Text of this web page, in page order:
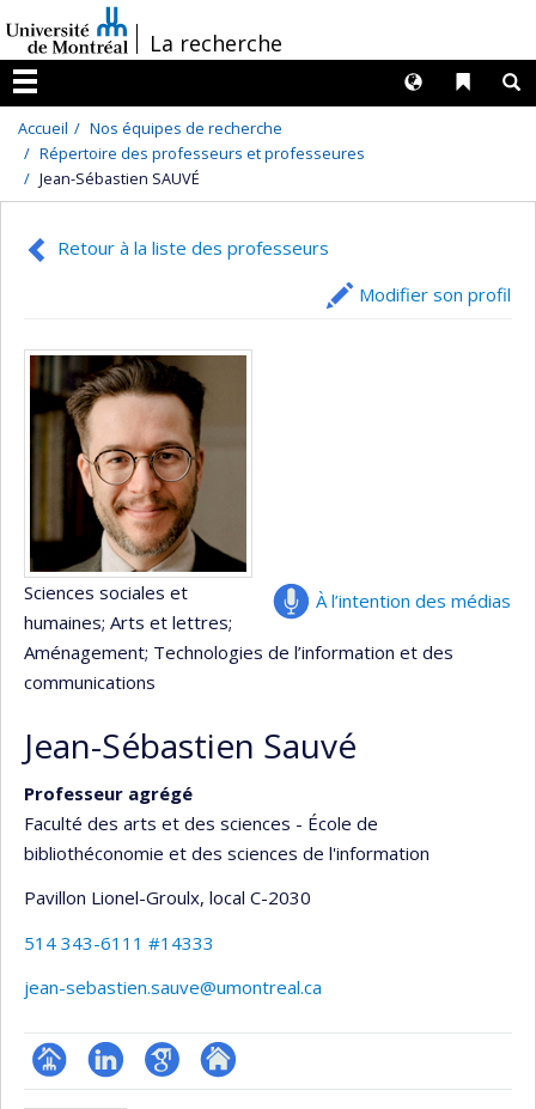
au
contenu
/La recherche
Menu
Liens
Langues
Accueil
Nos équipes de recherche
Répertoire des professeurs et professeures
Jean-Sébastien SAUVÉ
Retour à la liste des professeurs
Modifier son profil
À l’intention des médias
Sciences sociales et
humaines; Arts et lettres;
Aménagement; Technologies de l’information et des
communications
Jean-Sébastien Sauvé
Professeur agrégé
Faculté des arts et des sciences - École de
bibliothéconomie et des sciences de l'information
Pavillon Lionel-Groulx, local C-2030
514 343-6111 #14333
jean-sebastien.sauve@umontreal.ca
Page LinkedInGoogleAutre